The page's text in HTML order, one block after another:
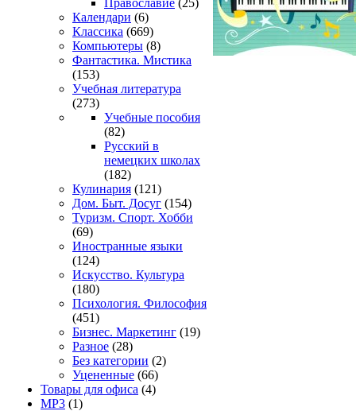
Православие (25)
Календари (6)
Классика (669)
Компьютеры (8)
Фантастика. Мистика
(153)
Учебная литература
(273)
Учебные пособия
(82)
Русский в
немецких школах
(182)
Кулинария (121)
Дом. Быт. Досуг (154)
Туризм. Спорт. Хобби
(69)
Иностранные языки
(124)
Искусство. Культура
(180)
Психология. Философия
(451)
Бизнес. Маркетинг (19)
Разное (28)
Без категории (2)
Уцененные (66)
Товары для офиса (4)
MP3 (1)